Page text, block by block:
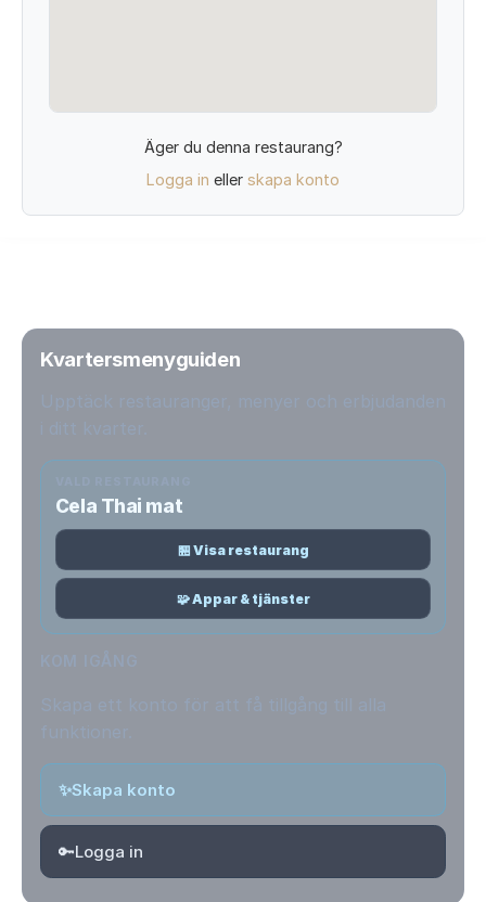
Äger du denna restaurang?
Logga in eller skapa konto
Kvartersmenyguiden
Cela Thai mat
🏪 Visa restaurang
🧩 Appar & tjänster
✨Skapa konto
🔑Logga in